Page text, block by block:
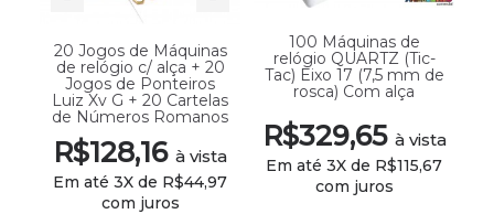
100 Máquinas de
relógio QUARTZ (Tic-
Tac) Eixo 17 (7,5 mm de
rosca) Com alça
R$329,65 à vista
Em até 3X de R$115,67
com juros
20 Jogos de Máquinas
de relógio c/ alça + 20
Jogos de Ponteiros
Luiz Xv G + 20 Cartelas
de Números Romanos
R$128,16 à vista
Em até 3X de R$44,97
com juros